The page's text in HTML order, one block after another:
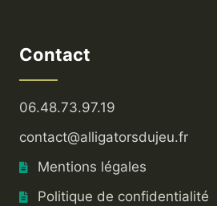
Contact
06.48.73.97.19
contact@alligatorsdujeu.fr
Mentions légales
Politique de confidentialité